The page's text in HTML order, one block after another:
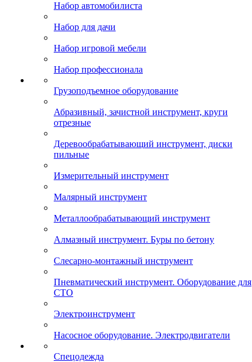
Набор автомобилиста
Набор для дачи
Набор игровой мебели
Набор профессионала
Грузоподъемное оборудование
Абразивный, зачистной инструмент, круги
отрезные
Деревообрабатывающий инструмент, диски
пильные
Измерительный инструмент
Малярный инструмент
Металлообрабатывающий инструмент
Алмазный инструмент. Буры по бетону
Слесарно-монтажный инструмент
Пневматический инструмент. Оборудование для
СТО
Электроинструмент
Насосное оборудование. Электродвигатели
Спецодежда